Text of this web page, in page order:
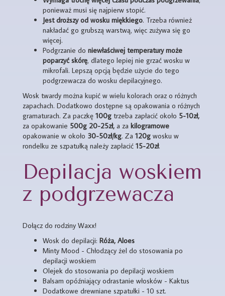
ponieważ musi się najpierw stopić.
Jest droższy od wosku miękkiego. Trzeba również
nakładać go grubszą warstwą, więc zużywa się go
więcej.
Podgrzanie do niewłaściwej temperatury może
poparzyć skórę, dlatego lepiej nie grzać wosku w
mikrofali. Lepszą opcją będzie użycie do tego
podgrzewacza do wosku depilacyjnego.
Wosk twardy można kupić w wielu kolorach oraz o różnych
zapachach. Dodatkowo dostępne są opakowania o różnych
gramaturach. Za paczkę 100g trzeba zapłacić około 5-10zł,
za opakowanie 500g 20-25zł, a za kilogramowe
opakowanie w około 30-50zł/kg. Za 120g wosku w
rondelku ze szpatułką należy zapłacić 15-20zł.
Depilacja woskiem
z podgrzewacza
Dołącz do rodziny Waxx!
Wosk do depilacji: Róża, Aloes
Minty Mood - Chłodzący żel do stosowania po
depilacji woskiem
Olejek do stosowania po depilacji woskiem
Balsam opóźniający odrastanie włosków - Kaktus
Dodatkowe drewniane szpatułki - 10 szt.